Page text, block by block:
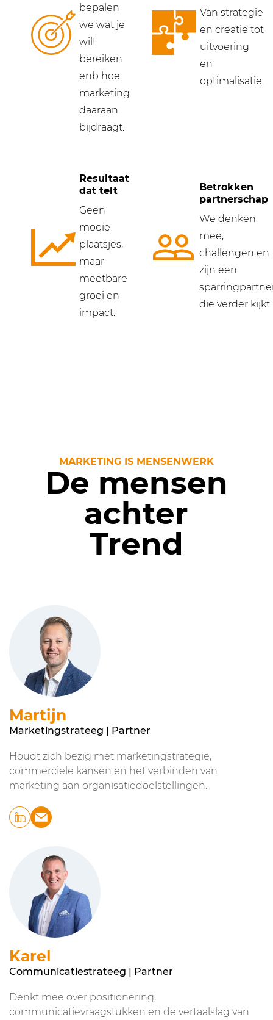
bepalen
we wat je
wilt
bereiken
enb hoe
marketing
daaraan
bijdraagt.
Van strategie
en creatie tot
uitvoering
en
optimalisatie.
Resultaat
dat telt
Geen
mooie
plaatsjes,
maar
meetbare
groei en
impact.
Betrokken
partnerschap
We denken
mee,
challengen en
zijn een
die verder kijkt.
MARKETING IS MENSENWERK
De mensen
achter
Trend
Martijn
Marketingstrateeg | Partner
Houdt zich bezig met marketingstrategie,
commerciële kansen en het verbinden van
marketing aan organisatiedoelstellingen.
Karel
Communicatiestrateeg | Partner
Denkt mee over positionering,
communicatievraagstukken en de vertaalslag van